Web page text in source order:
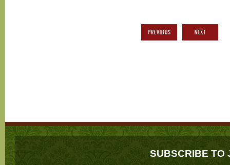
PREVIOUS NEXT
SUBSCRIBE TO